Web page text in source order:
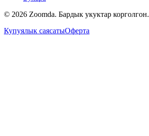
© 2026 Zoomda. Бардык укуктар корголгон.
Купуялык саясатыОферта